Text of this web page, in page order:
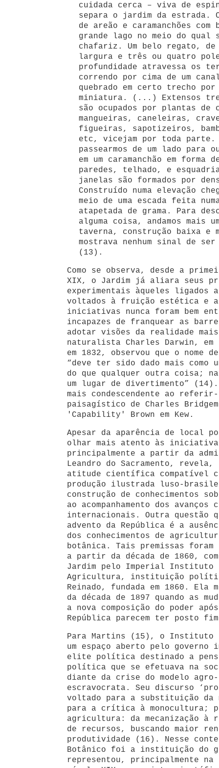
cuidada cerca – viva de
separa o jardim da estrada.
de areão e caramanchões com
grande lago no meio do qual
chafariz. Um belo regato, de
largura e três ou quatro
profundidade atravessa os
correndo por cima de um
quebrado em certo trecho por
miniatura. (...) Extensos
são ocupados por plantas de
mangueiras, caneleiras,
figueiras, sapotizeiros,
etc, vicejam por toda
passearmos de um lado para
em um caramanchão em forma
paredes, telhado, e
janelas são formados por
Construído numa elevação
meio de uma escada feita
atapetada de grama. Para
alguma coisa, andamos mais
taverna, construção baixa e
mostrava nenhum sinal de ser
(13).
Como se observa, desde a
XIX, o Jardim já aliara seus
experimentais àqueles ligados
voltados à fruição estética e
iniciativas nunca foram bem
incapazes de franquear as
adotar visões da realidade
naturalista Charles Darwin,
em 1832, observou que o nome
“deve ter sido dado mais como
do que qualquer outra coisa;
um lugar de divertimento”
mais condescendente ao
paisagístico de Charles
'Capability' Brown em Kew.
Apesar da aparência de local
olhar mais atento às
principalmente a partir da
Leandro do Sacramento, revela,
atitude científica compatível
produção ilustrada luso-
construção de conhecimentos
ao acompanhamento dos
internacionais. Outra questão
advento da República é a
dos conhecimentos de
botânica. Tais premissas foram
a partir da década de 1860,
Jardim pelo Imperial Instituto
Agricultura, instituição
Reinado, fundada em 1860. Ela
da década de 1897 quando as
a nova composição do poder
República parecem ter posto
Para Martins (15), o Instituto
um espaço aberto pelo governo
elite política destinado a
política que se efetuava na
diante da crise do modelo
escravocrata. Seu discurso
voltado para a substituição da
para a crítica à monocultura;
agricultura: da mecanização à
de recursos, buscando maior
produtividade (16). Nesse
Botânico foi a instituição do
representou, principalmente na